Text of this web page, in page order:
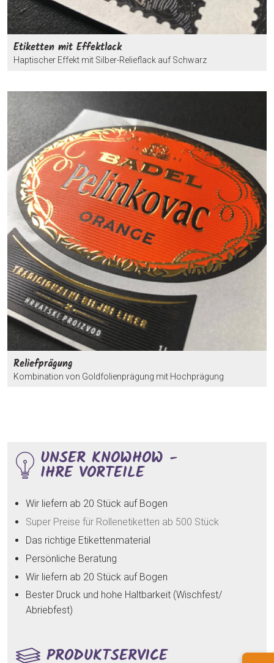
Etiketten mit Effektlack
Haptischer Effekt mit Silber-Relieflack auf Schwarz
Reliefprägung
Kombination von Goldfolienprägung mit Hochprägung
UNSER KNOWHOW -
IHRE VORTEILE
Wir liefern ab 20 Stück auf Bogen
Super Preise für Rollenetiketten ab 500 Stück
Das richtige Etikettenmaterial
Persönliche Beratung
Wir liefern ab 20 Stück auf Bogen
Bester Druck und hohe Haltbarkeit (Wischfest/
Abriebfest)
PRODUKTSERVICE